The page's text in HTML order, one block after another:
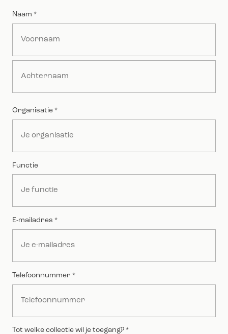
Naam *
Voornaam
Organisatie *
Functie
E-mailadres *
Telefoonnummer *
Tot welke collectie wil je toegang? *